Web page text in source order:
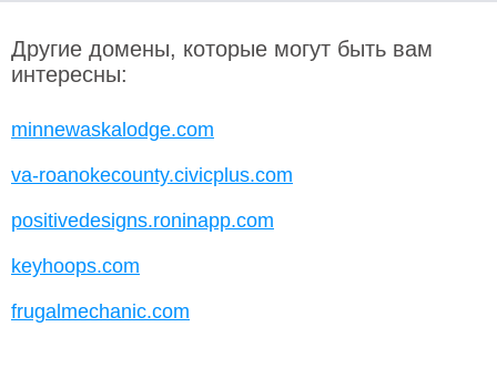
Другие домены, которые могут быть вам
интересны:
minnewaskalodge.com
va-roanokecounty.civicplus.com
positivedesigns.roninapp.com
keyhoops.com
frugalmechanic.com